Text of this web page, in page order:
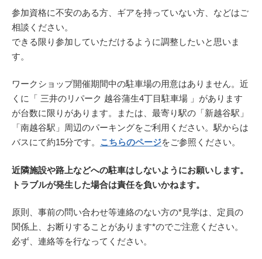
参加資格に不安のある方、ギアを持っていない方、などはご
相談ください。
できる限り参加していただけるように調整したいと思いま
す。
ワークショップ開催期間中の駐車場の用意はありません。近
くに「 三井のリパーク 越谷蒲生4丁目駐車場 」があります
が台数に限りがあります。または、最寄り駅の「新越谷駅」
「南越谷駅」周辺のパーキングをご利用ください。駅からは
バスにて約15分です。 こちらのページをご参照ください。
近隣施設や路上などへの駐車はしないようにお願いします。
トラブルが発生した場合は責任を負いかねます。
原則、事前の問い合わせ等連絡のない方の*見学は、定員の
関係上、お断りすることがあります*のでご注意ください。
必ず、連絡等を行なってください。